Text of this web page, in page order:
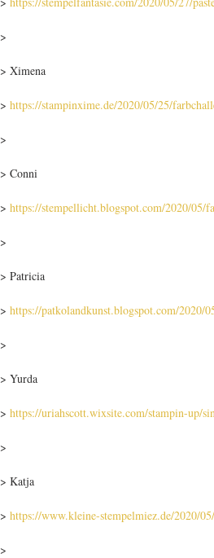
>
> Ximena
> https://stampinxime.de/2020/05/25/
>
> Conni
> https://stempellicht.blogspot.com/2020/05/
>
> Patricia
> https://patkolandkunst.blogspot.com/
>
> Yurda
> https://uriahscott.wixsite.com/stampin-up/
>
> Katja
> https://www.kleine-stempelmiez.de/2020/
>